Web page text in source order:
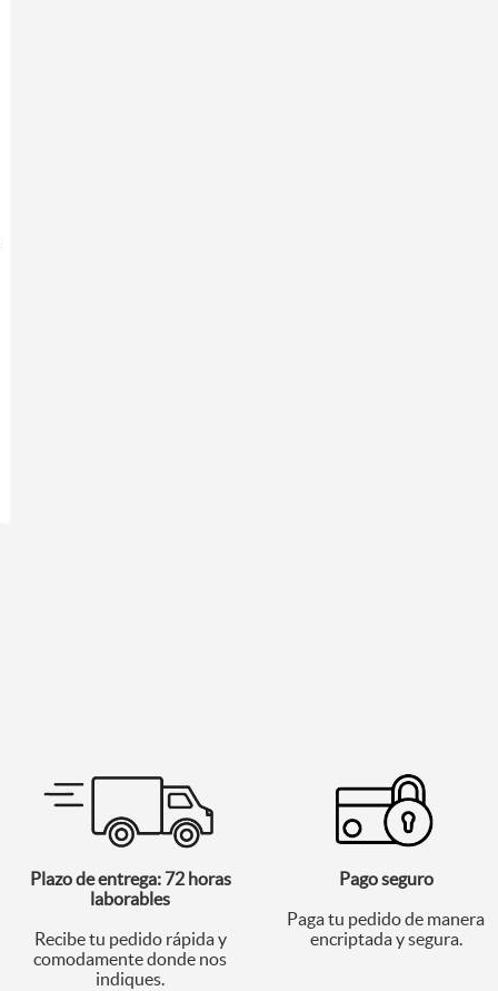
Plazo de entrega: 72 horas
laborables
Recibe tu pedido rápida y
comodamente donde nos
indiques.
Pago seguro
Paga tu pedido de manera
encriptada y segura.